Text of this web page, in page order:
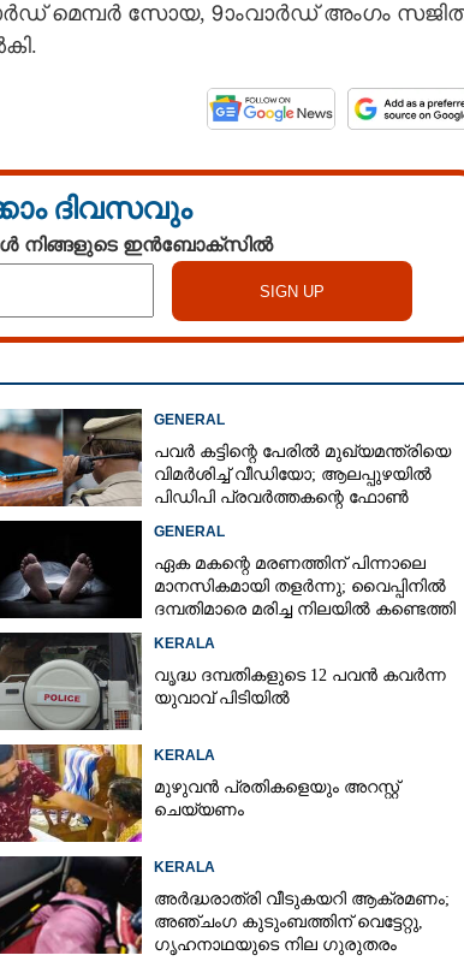
വാർഡ് മെമ്പർ സോയ, 9ാംവാർഡ് അംഗം
ദിവസവും
നിങ്ങളുടെ ഇൻബോക്സിൽ
GENERAL
പവർ കട്ടിന്റെ പേരിൽ മുഖ്യമന്ത്രിയെ
വിമർശിച്ച് വീഡിയോ; ആലപ്പുഴയിൽ
പിഡിപി പ്രവർത്തകന്റെ ഫോൺ
GENERAL
ഏക മകന്റെ മരണത്തിന് പിന്നാലെ
മാനസികമായി തളർന്നു; വൈപ്പിനിൽ
ദമ്പതിമാരെ മരിച്ച നിലയിൽ കണ്ടെത്തി
KERALA
വൃദ്ധ ദമ്പതികളുടെ 12 പവൻ കവർന്ന
യുവാവ് പിടിയിൽ
KERALA
മുഴുവൻ പ്രതികളെയും അറസ്റ്റ്
ചെയ്യണം
KERALA
അർദ്ധരാത്രി വീടുകയറി ആക്രമണം;
അഞ്ചംഗ കുടുംബത്തിന് വെട്ടേറ്റു,
ഗൃഹനാഥയുടെ നില ഗുരുതരം